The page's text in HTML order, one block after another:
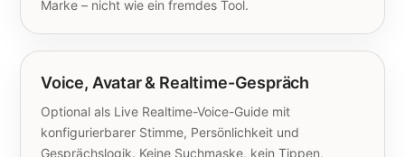
Marke – nicht wie ein fremdes Tool.
Voice, Avatar & Realtime-Gespräch
Optional als Live Realtime-Voice-Guide mit
konfigurierbarer Stimme, Persönlichkeit und
Gesprächslogik. Keine Suchmaske, kein Tippen,